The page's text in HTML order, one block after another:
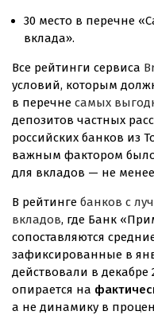
30 место в перечне
вклада».
Все рейтинги сервиса
условий, которым
в перечне самых
депозитов частных
российских банков из
важным фактором
для вкладов — не
В рейтинге банков с
вкладов, где Банк
сопоставляются
зафиксированные в
действовали в декабре
опирается на
а не динамику в